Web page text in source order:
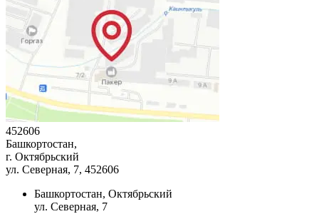
452606
Башкортостан,
г. Октябрьский
ул. Северная, 7, 452606
Башкортостан, Октябрьский
ул. Северная, 7